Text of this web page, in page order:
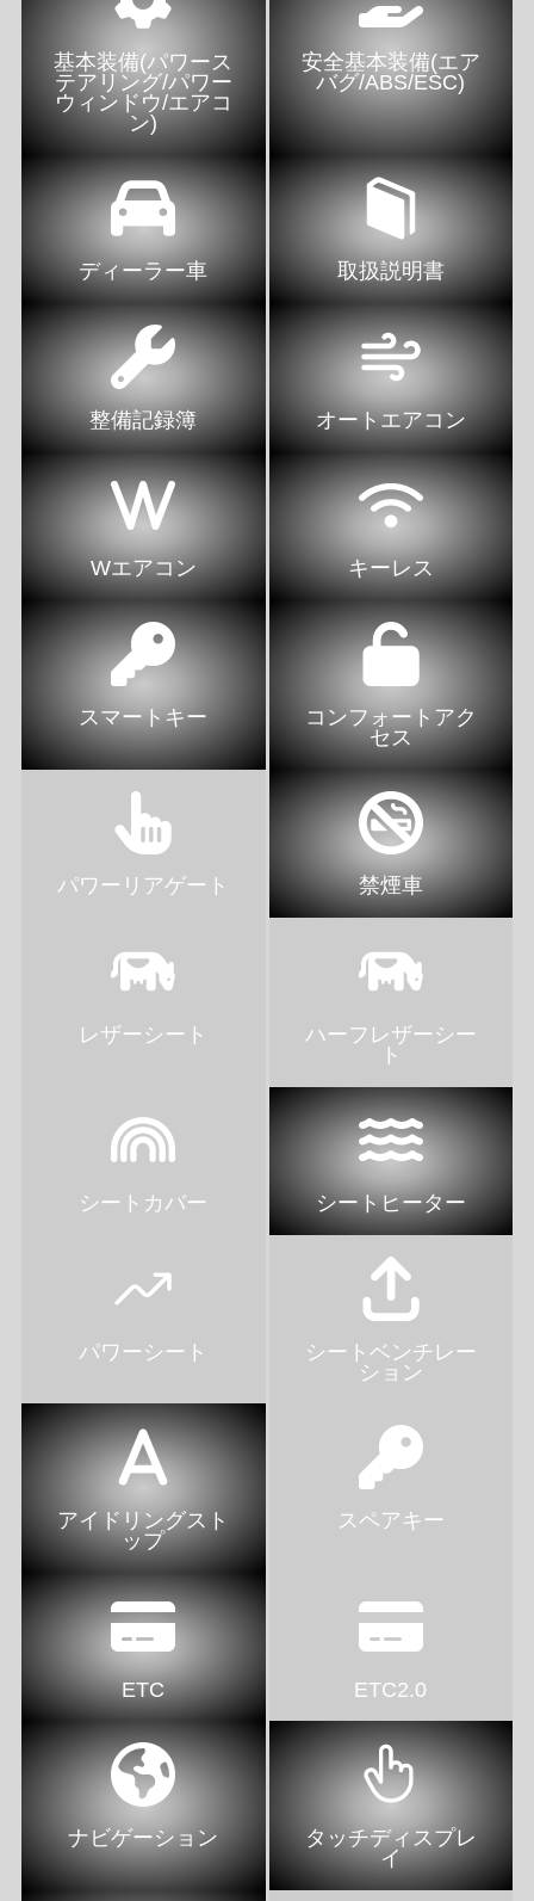
基本装備(パワース
テアリング/パワー
ウィンドウ/エアコ
ン)
安全基本装備(エア
バグ/ABS/ESC)
ディーラー車 取扱説明書
整備記録簿 オートエアコン
Wエアコン キーレス
スマートキー
コンフォートアク
セス
パワーリアゲート 禁煙車
レザーシート
ハーフレザーシー
ト
シートカバー シートヒーター
パワーシート
シートベンチレー
ション
アイドリングスト
ップ
スペアキー
ETC ETC2.0
ナビゲーション
タッチディスプレ
イ